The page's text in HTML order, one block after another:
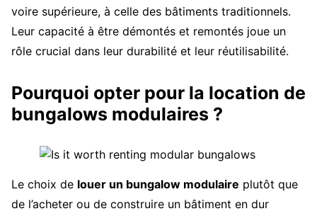
voire supérieure, à celle des bâtiments traditionnels.
Leur capacité à être démontés et remontés joue un
rôle crucial dans leur durabilité et leur réutilisabilité.
Pourquoi opter pour la location de
bungalows modulaires ?
Le choix de louer un bungalow modulaire plutôt que
de l’acheter ou de construire un bâtiment en dur